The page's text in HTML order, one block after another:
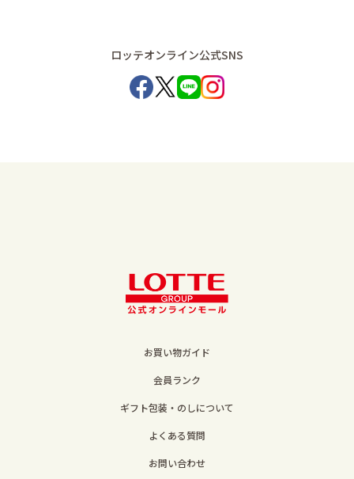
ロッテオンライン公式SNS
お買い物ガイド
会員ランク
ギフト包装・のしについて
よくある質問
お問い合わせ